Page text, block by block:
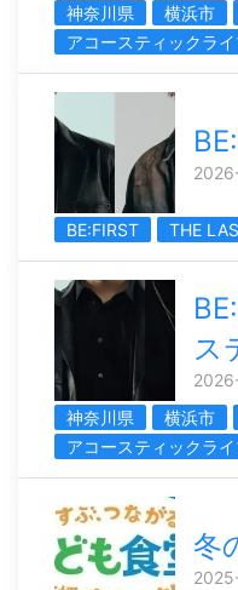
神奈川県
横浜市
アコースティックラ
BE:FIRST THE
ス
神奈川県
横浜市
アコースティックラ
冬